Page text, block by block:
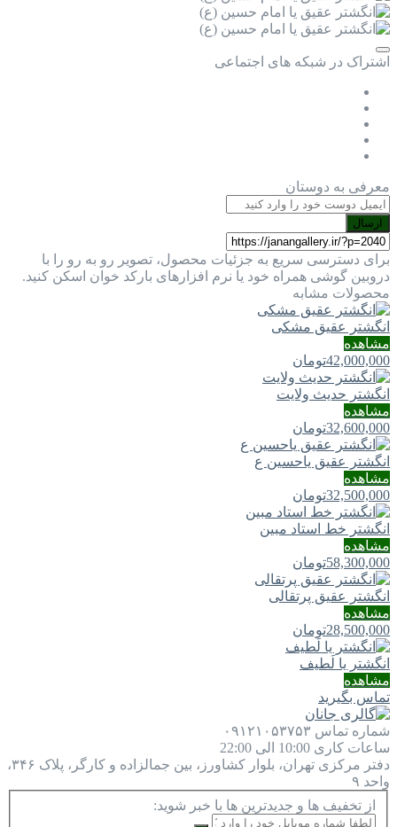
اشتراک در شبکه های اجتماعی
معرفی به دوستان
ارسال
برای دسترسی سریع به جزئیات محصول، تصویر رو به رو را با
دروبین گوشی همراه خود یا نرم افزارهای بارکد خوان اسکن کنید.
محصولات مشابه
انگشتر عقیق مشکی
مشاهده
42,000,000تومان
انگشتر حدیث ولایت
مشاهده
32,600,000تومان
انگشتر عقیق یاحسین ع
مشاهده
32,500,000تومان
انگشتر خط استاد مبین
مشاهده
58,300,000تومان
انگشتر عقیق پرتقالی
مشاهده
28,500,000تومان
انگشتر یا لَطيف
مشاهده
تماس بگیرید
شماره تماس ۰۹۱۲۱۰۵۳۷۵۳
ساعات کاری 10:00 الی 22:00
دفتر مرکزی
تهران، بلوار کشاورز، بین جمالزاده و کارگر، پلاک ۳۴۶،
واحد ۹
از تخفیف ها و جدیدترین ها با خبر شوید: